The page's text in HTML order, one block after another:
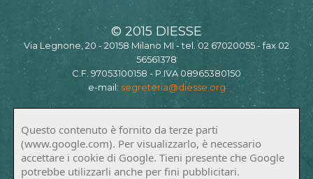
© 2015 DIESSE
Via Legnone, 20 - 20158 Milano MI - tel. 02 67020055 - fax 02
56561378
C.F. 97053100158 - P.IVA 08965380150
e-mail: segreteria@diesse.org
Questo contenuto è fornito da terze parti
(www.google.com). Per visualizzarlo, è necessario
accettare i cookie di Google. Tieni presente che Google
potrebbe utilizzarli anche per fini pubblicitari.